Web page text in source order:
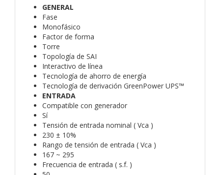
GENERAL
Fase
Monofásico
Factor de forma
Torre
Topología de SAI
Interactivo de línea
Tecnología de ahorro de energía
Tecnología de derivación GreenPower UPS™
ENTRADA
Compatible con generador
Sí
Tensión de entrada nominal ( Vca )
230 ± 10%
Rango de tensión de entrada ( Vca )
167 ~ 295
Frecuencia de entrada ( s.f. )